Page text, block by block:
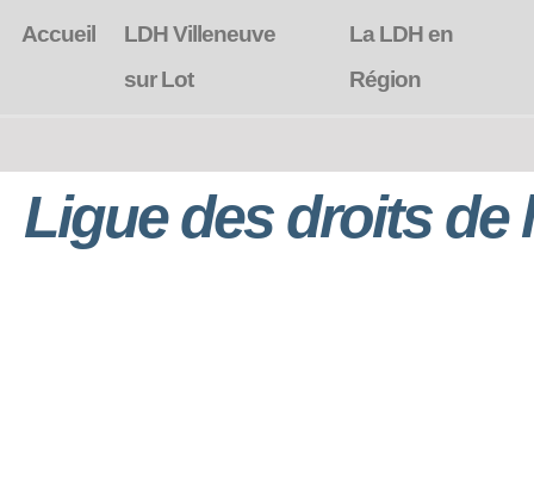
Accueil
LDH Villeneuve
sur Lot
La LDH en
Région
Ligue des droits de